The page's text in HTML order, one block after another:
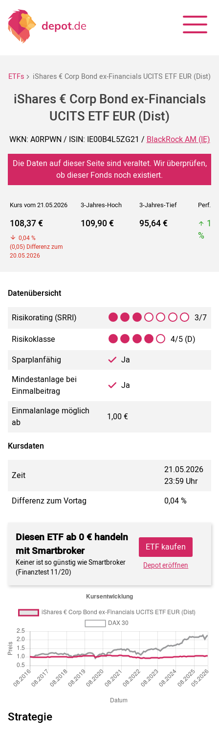
ETFs iShares € Corp Bond ex-Financials UCITS ETF EUR (Dist)
iShares € Corp Bond ex-Financials
UCITS ETF EUR (Dist)
WKN: A0RPWN / ISIN: IE00B4L5ZG21 /BlackRock AM (IE)
Die Daten auf dieser Seite sind veraltet. Wir überprüfen,
ob dieser Fonds noch existiert.
Kurs vom 21.05.2026 3-Jahres-Hoch 3-Jahres-Tief Perf. 5J
108,37 €
0,04 %
(0,05) Differenz zum
20.05.2026
109,90 € 95,64 €
%
Datenübersicht
Risikorating (SRRI)
3/7
Risikoklasse
4/5 (D)
Sparplanfähig
Ja
Mindestanlage bei
Einmalbeitrag
Ja
Einmalanlage möglich
ab
1,00 €
Kursdaten
Zeit
21.05.2026
23:59 Uhr
Differenz zum Vortag
0,04 %
Diesen ETF ab 0 € handeln
mit Smartbroker
Keiner ist so günstig wie Smartbroker
(Finanztest 11/20)
ETF kaufen
Depot eröffnen
Strategie